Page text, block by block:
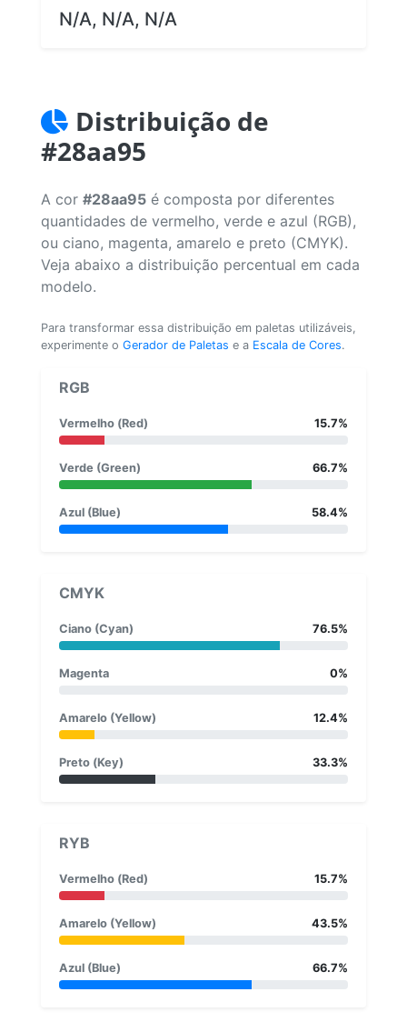
N/A, N/A, N/A
Distribuição de
#28aa95
A cor #28aa95 é composta por diferentes
quantidades de vermelho, verde e azul (RGB),
ou ciano, magenta, amarelo e preto (CMYK).
Veja abaixo a distribuição percentual em cada
modelo.
Para transformar essa distribuição em paletas utilizáveis,
experimente o Gerador de Paletas e a Escala de Cores.
RGB
Vermelho (Red) 15.7%
Verde (Green) 66.7%
Azul (Blue) 58.4%
CMYK
Ciano (Cyan) 76.5%
Magenta 0%
Amarelo (Yellow) 12.4%
Preto (Key) 33.3%
RYB
Vermelho (Red) 15.7%
Amarelo (Yellow) 43.5%
Azul (Blue) 66.7%